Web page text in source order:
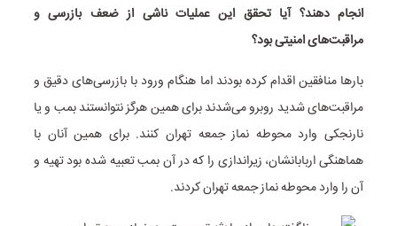
انجام دهند؟ آیا تحقق این عملیات ناشی از ضعف بازرسی و
مراقبت‌های امنیتی بود؟
بارها منافقین اقدام کرده بودند اما هنگام ورود با بازرسی‌های دقیق و
مراقبت‌های شدید روبرو می‌شدند برای همین هرگز نتوانستند بمب و یا
نارنجکی وارد محوطه نماز جمعه تهران کنند. برای همین آنان با
هماهنگی اربابانشان، زیراندازی را که در آن بمب تعبیه شده بود تهیه و
آن را وارد محوطه نماز جمعه تهران کردند.